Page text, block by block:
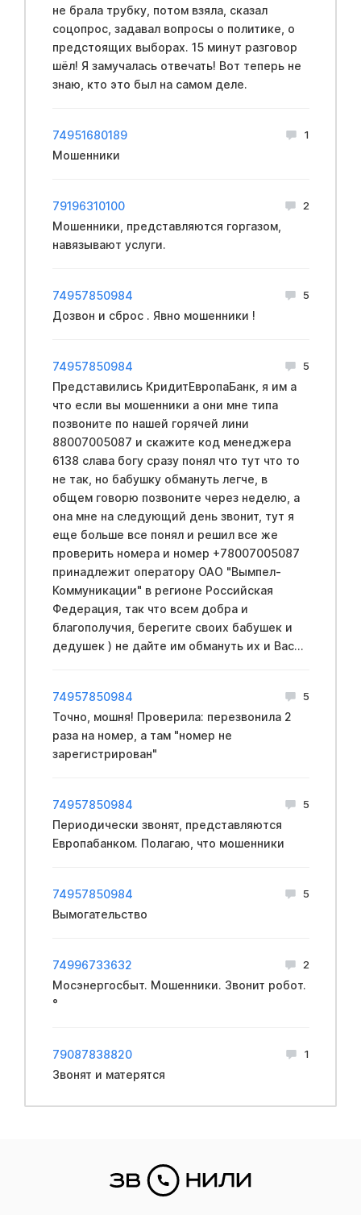
не брала трубку, потом взяла, сказал
соцопрос, задавал вопросы о политике, о
предстоящих выборах. 15 минут разговор
шёл! Я замучалась отвечать! Вот теперь не
знаю, кто это был на самом деле.
74951680189 1
Мошенники
79196310100 2
Мошенники, представляются горгазом,
навязывают услуги.
74957850984 5
Дозвон и сброс . Явно мошенники !
74957850984 5
Представились КридитЕвропаБанк, я им а
что если вы мошенники а они мне типа
позвоните по нашей горячей лини
88007005087 и скажите код менеджера
6138 слава богу сразу понял что тут что то
не так, но бабушку обмануть легче, в
общем говорю позвоните через неделю, а
она мне на следующий день звонит, тут я
еще больше все понял и решил все же
проверить номера и номер +78007005087
принадлежит оператору ОАО "Вымпел-
Коммуникации" в регионе Российская
Федерация, так что всем добра и
благополучия, берегите своих бабушек и
дедушек ) не дайте им обмануть их и Вас...
74957850984 5
Точно, мошня! Проверила: перезвонила 2
раза на номер, а там "номер не
зарегистрирован"
74957850984 5
Периодически звонят, представляются
Европабанком. Полагаю, что мошенники
74957850984 5
Вымогательство
74996733632 2
Мосэнергосбыт. Мошенники. Звонит робот.
°
79087838820 1
Звонят и матерятся